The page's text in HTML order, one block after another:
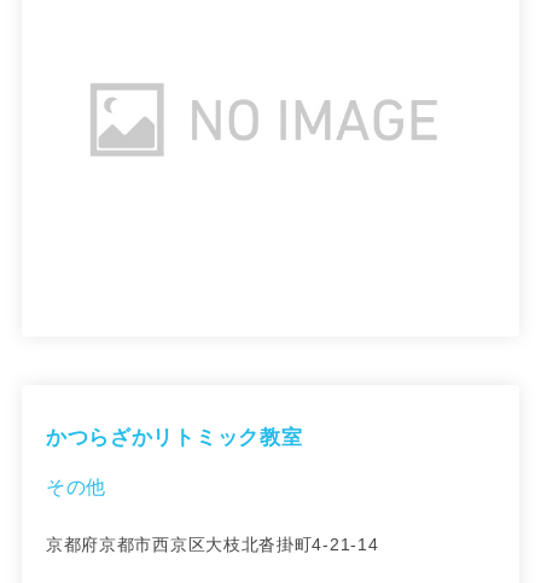
かつらざかリトミック教室
その他
京都府京都市西京区大枝北沓掛町4-21-14